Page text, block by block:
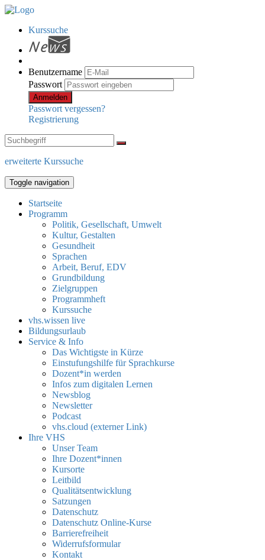
Kurssuche
Benutzername
Passwort
Anmelden
Passwort vergessen?
Registrierung
erweiterte Kurssuche
Toggle navigation
Startseite
Programm
Politik, Gesellschaft, Umwelt
Kultur, Gestalten
Gesundheit
Sprachen
Arbeit, Beruf, EDV
Grundbildung
Zielgruppen
Programmheft
Kurssuche
vhs.wissen live
Bildungsurlaub
Service & Info
Das Wichtigste in Kürze
Einstufungshilfe für Sprachkurse
Dozent*in werden
Infos zum digitalen Lernen
Newsblog
Newsletter
Podcast
vhs.cloud (externer Link)
Ihre VHS
Unser Team
Ihre Dozent*innen
Kursorte
Leitbild
Qualitätsentwicklung
Satzungen
Datenschutz
Datenschutz Online-Kurse
Barrierefreiheit
Widerrufsformular
Kontakt